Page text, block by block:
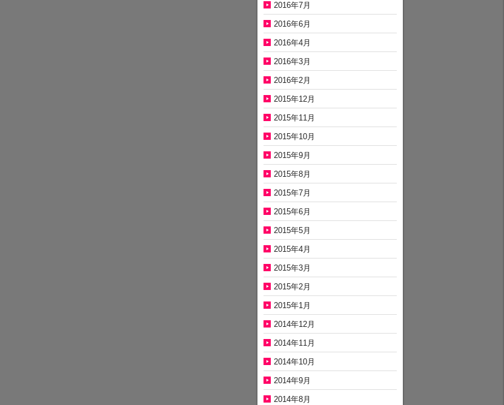
2016年7月
2016年6月
2016年4月
2016年3月
2016年2月
2015年12月
2015年11月
2015年10月
2015年9月
2015年8月
2015年7月
2015年6月
2015年5月
2015年4月
2015年3月
2015年2月
2015年1月
2014年12月
2014年11月
2014年10月
2014年9月
2014年8月